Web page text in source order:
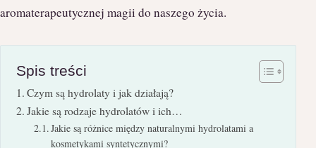
aromaterapeutycznej magii do naszego życia.
Spis treści
Czym są hydrolaty i jak działają?
Jakie są rodzaje hydrolatów i ich…
Jakie są różnice między naturalnymi hydrolatami a
kosmetykami syntetycznymi?